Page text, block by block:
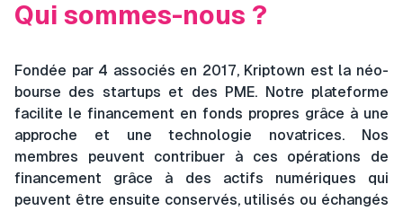
Qui sommes-nous ?
Fondée par 4 associés en 2017, Kriptown est la néo-
bourse des startups et des PME. Notre plateforme
facilite le financement en fonds propres grâce à une
approche et une technologie novatrices. Nos
membres peuvent contribuer à ces opérations de
financement grâce à des actifs numériques qui
peuvent être ensuite conservés, utilisés ou échangés